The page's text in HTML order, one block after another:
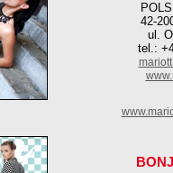
42-
ul.
tel.: